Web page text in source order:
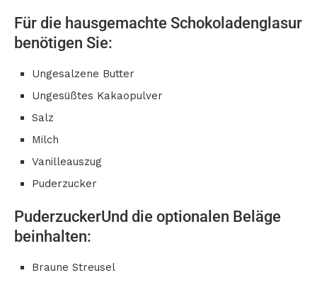
Für die hausgemachte Schokoladenglasur
benötigen Sie:
Ungesalzene Butter
Ungesüßtes Kakaopulver
Salz
Milch
Vanilleauszug
Puderzucker
PuderzuckerUnd die optionalen Beläge
beinhalten:
Braune Streusel